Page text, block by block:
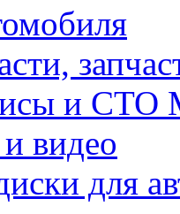
и СТО
видео
для